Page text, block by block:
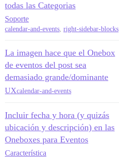
todas las Categorias
Soporte
calendar-and-events, right-sidebar-blocks
La imagen hace que el Onebox
de eventos del post sea
demasiado grande/dominante
UXcalendar-and-events
Incluir fecha y hora (y quizás
ubicación y descripción) en las
Oneboxes para Eventos
Característica